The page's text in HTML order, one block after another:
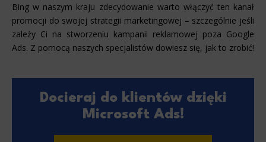
Bing w naszym kraju zdecydowanie warto włączyć ten kanał
promocji do swojej strategii marketingowej – szczególnie jeśli
zależy Ci na stworzeniu kampanii reklamowej poza Google
Ads. Z pomocą naszych specjalistów dowiesz się, jak to zrobić!
Docieraj do klientów dzięki
Microsoft Ads!